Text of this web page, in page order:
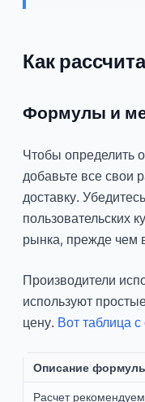
Как
Формулы и
Чтобы определить
добавьте все свои
доставку.
пользовательских
рынка, прежде чем
Производители
используют
цену. Вот таблица
Описание
Расчет